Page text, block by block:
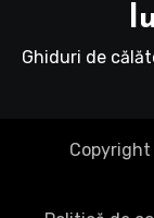
Ghiduri de